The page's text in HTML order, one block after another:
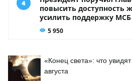
«Конец света»: что
августа